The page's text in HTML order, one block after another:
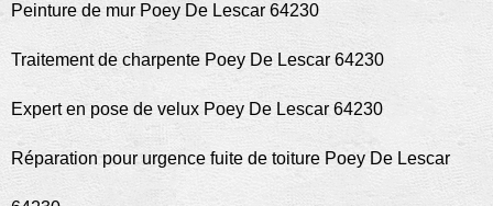
Peinture de mur Poey De Lescar 64230
Traitement de charpente Poey De Lescar 64230
Expert en pose de velux Poey De Lescar 64230
Réparation pour urgence fuite de toiture Poey De Lescar